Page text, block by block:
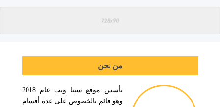
من نحن
تأسس موقع سينا ويب عام 2018
وهو قائم بالخصوص على عدة أقسام